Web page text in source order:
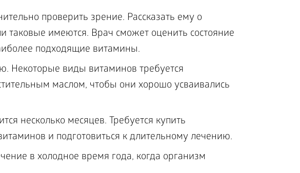
проверить зрение. Рассказать ему о
таковые имеются. Врач сможет оценить состояние
подходящие витамины.
Некоторые виды витаминов требуется
маслом, чтобы они хорошо усваивались
несколько месяцев. Требуется купить
и подготовиться к длительному лечению.
в холодное время года, когда организм